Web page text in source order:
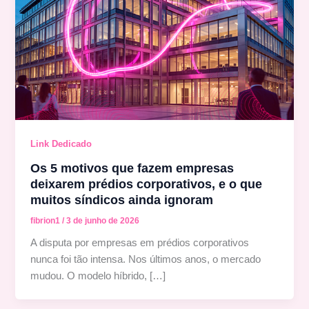
Link Dedicado
Os 5 motivos que fazem empresas
deixarem prédios corporativos, e o que
muitos síndicos ainda ignoram
fibrion1/3 de junho de 2026
A disputa por empresas em prédios corporativos
nunca foi tão intensa. Nos últimos anos, o mercado
mudou. O modelo híbrido, […]